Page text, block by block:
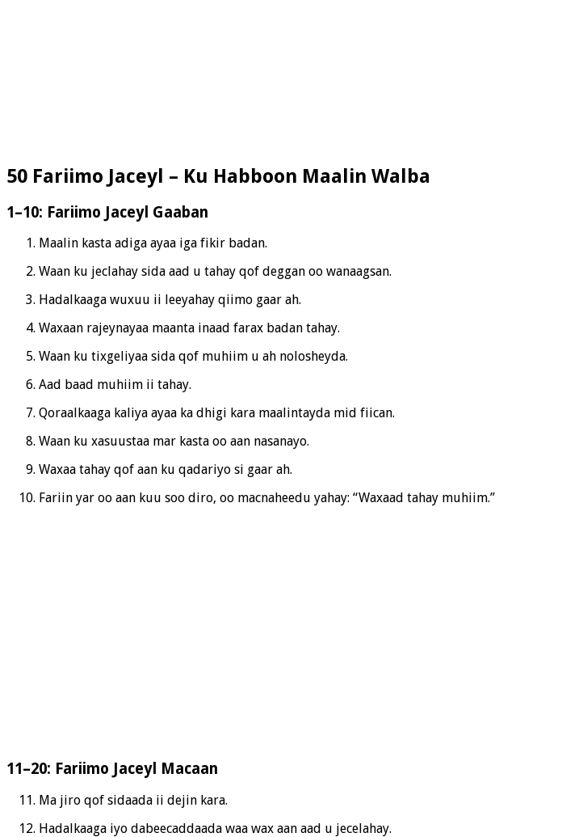
50 Fariimo Jaceyl – Ku Habboon Maalin Walba
1–10: Fariimo Jaceyl Gaaban
Maalin kasta adiga ayaa iga fikir badan.
Waan ku jeclahay sida aad u tahay qof deggan oo wanaagsan.
Hadalkaaga wuxuu ii leeyahay qiimo gaar ah.
Waxaan rajeynayaa maanta inaad farax badan tahay.
Waan ku tixgeliyaa sida qof muhiim u ah nolosheyda.
Aad baad muhiim ii tahay.
Qoraalkaaga kaliya ayaa ka dhigi kara maalintayda mid fiican.
Waan ku xasuustaa mar kasta oo aan nasanayo.
Waxaa tahay qof aan ku qadariyo si gaar ah.
Fariin yar oo aan kuu soo diro, oo macnaheedu yahay: “Waxaad tahay muhiim.”
11–20: Fariimo Jaceyl Macaan
Ma jiro qof sidaada ii dejin kara.
Hadalkaaga iyo dabeecaddaada waa wax aan aad u jecelahay.